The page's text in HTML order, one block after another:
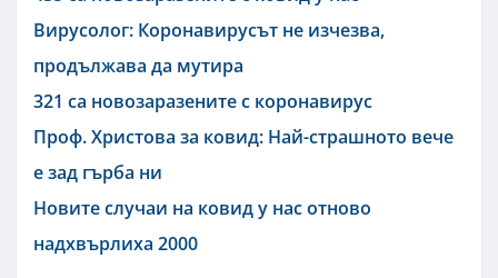
Вирусолог: Коронавирусът не изчезва,
продължава да мутира
321 са новозаразените с коронавирус
Проф. Христова за ковид: Най-страшното вече
е зад гърба ни
Новите случаи на ковид у нас отново
надхвърлиха 2000